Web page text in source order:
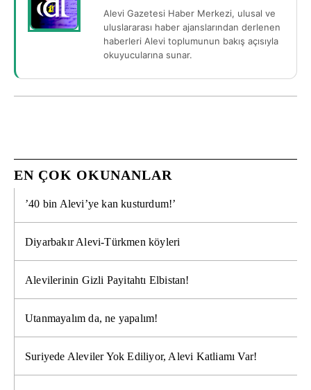
Alevi Gazetesi Haber Merkezi, ulusal ve
uluslararası haber ajanslarından derlenen
haberleri Alevi toplumunun bakış açısıyla
okuyucularına sunar.
EN ÇOK OKUNANLAR
’40 bin Alevi’ye kan kusturdum!’
Diyarbakır Alevi-Türkmen köyleri
Alevilerinin Gizli Payitahtı Elbistan!
Utanmayalım da, ne yapalım!
Suriyede Aleviler Yok Ediliyor, Alevi Katliamı Var!